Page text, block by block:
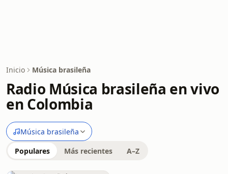
Inicio Música brasileña
Radio Música brasileña en vivo
en Colombia
Música brasileña
Populares Más recientes A–Z